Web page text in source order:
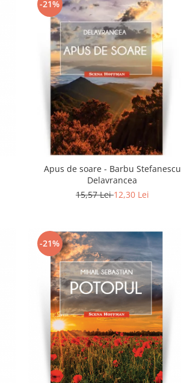
-21%
Apus de soare - Barbu Stefanescu
Delavrancea
15,57 Lei12,30 Lei
-21%